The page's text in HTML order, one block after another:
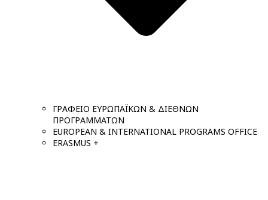
ΓΡΑΦΕΙΟ ΕΥΡΩΠΑΪΚΩΝ & ΔΙΕΘΝΩΝ
ΠΡΟΓΡΑΜΜΑΤΩΝ
EUROPEAN & INTERNATIONAL PROGRAMS OFFICE
ERASMUS +